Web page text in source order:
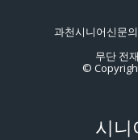
과천시니어신문
무단 전
©
시니